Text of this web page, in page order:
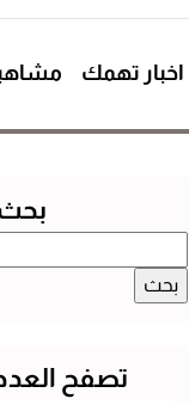
اخبار تهمك
عن:
تصفح